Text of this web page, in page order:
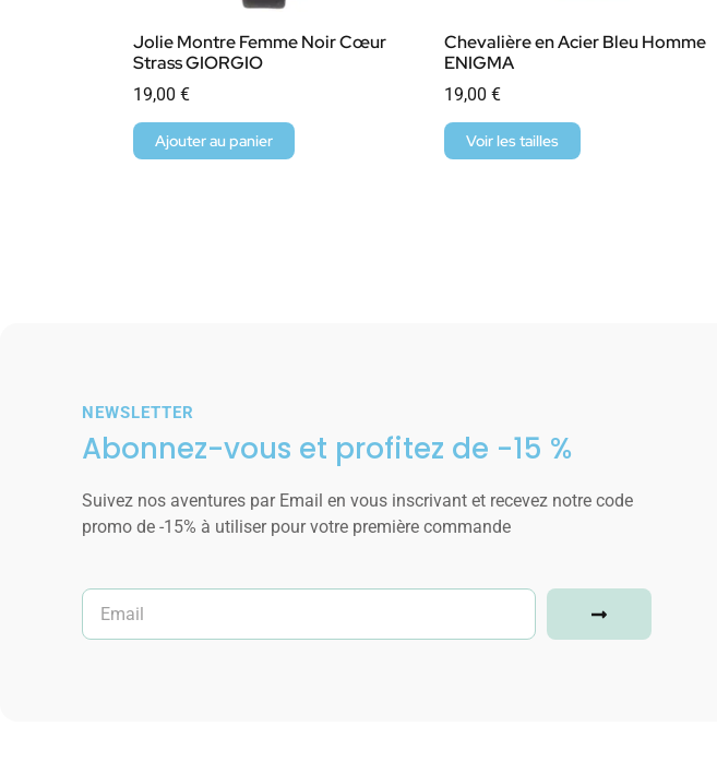
Jolie Montre Femme Noir Cœur
Strass GIORGIO
19,00 €
Ajouter au panier
Chevalière en Acier Bleu Homme
ENIGMA
19,00 €
Voir les tailles
NEWSLETTER
Abonnez-vous et profitez de -15 %
Suivez nos aventures par Email en vous inscrivant et recevez notre code
promo de -15% à utiliser pour votre première commande